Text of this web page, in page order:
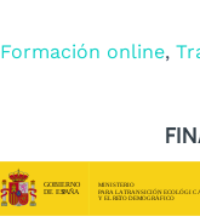
Formación online,